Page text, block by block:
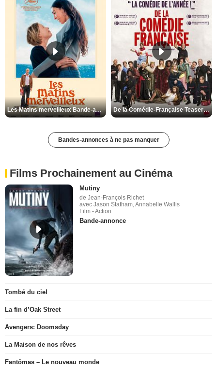
Les Matins merveilleux Bande-annonce VF De la Comédie-Française Teaser VF
Bandes-annonces à ne pas manquer
Films Prochainement au Cinéma
Mutiny
de Jean-François Richet
avec Jason Statham, Annabelle Wallis
Film - Action
Bande-annonce
Tombé du ciel
La fin d’Oak Street
Avengers: Doomsday
La Maison de nos rêves
Fantômas – Le nouveau monde